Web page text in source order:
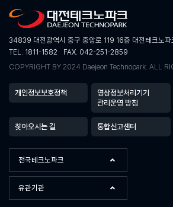
34839 대전광역시 중구 중앙로 119 16층 대전테크노파
TEL. 1811-1582
FAX. 042-251-2859
COPYRIGHT BY 2024 Daejeon Technopark. ALL
전국테크노파크
유관기관
개인정보보호정책
영상정보처리기기
관리운영 방침
찾아오시는 길 통합신고센터